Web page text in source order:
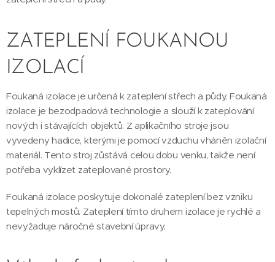
ZATEPLENÍ FOUKANOU
IZOLACÍ
Foukaná izolace je určená k zateplení střech a půdy. Foukaná
izolace je bezodpadová technologie a slouží k zateplování
nových i stávajících objektů. Z aplikačního stroje jsou
vyvedeny hadice, kterými je pomocí vzduchu vháněn izolační
materiál. Tento stroj zůstává celou dobu venku, takže není
potřeba vyklízet zateplované prostory.
Foukaná izolace poskytuje dokonalé zateplení bez vzniku
tepelných mostů. Zateplení tímto druhem izolace je rychlé a
nevyžaduje náročné stavební úpravy.